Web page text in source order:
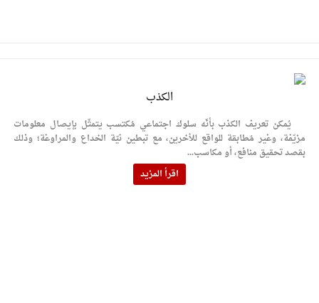
الكذب
يُمكن تعريف الكذب بأنّه سلوك اجتماعي مُكتسب يتمثّل بإيصال معلومات
مزيّفة، وغير مُطابقة للواقع للأخرين، مع تبطين نيّة الخداع والمراوغة؛ وذلك
بقصد تحقيق منافع، أو مكاسب...
اقرأ المزيد